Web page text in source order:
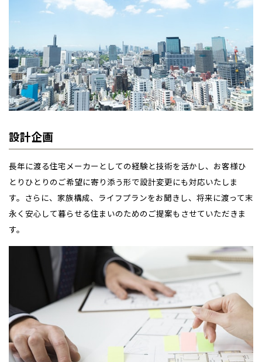
設計企画
長年に渡る住宅メーカーとしての経験と技術を活かし、お客様ひ
とりひとりのご希望に寄り添う形で設計変更にも対応いたしま
す。さらに、家族構成、ライフプランをお聞きし、将来に渡って末
永く安心して暮らせる住まいのためのご提案もさせていただきま
す。